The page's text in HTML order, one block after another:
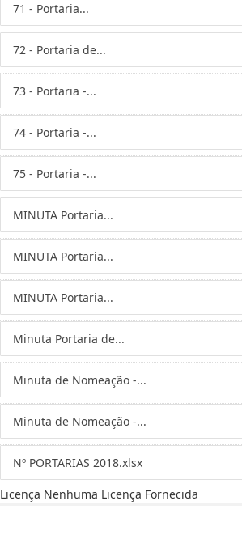
71 - Portaria...
72 - Portaria de...
73 - Portaria -...
74 - Portaria -...
75 - Portaria -...
MINUTA Portaria...
MINUTA Portaria...
MINUTA Portaria...
Minuta Portaria de...
Minuta de Nomeação -...
Minuta de Nomeação -...
Nº PORTARIAS 2018.xlsx
Licença Nenhuma Licença Fornecida